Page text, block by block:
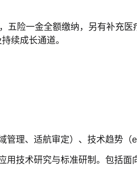
险一金全额缴纳，另有补充
续成长通道。
理、适航审定）、技术趋势
技术研究与标准研制。包括